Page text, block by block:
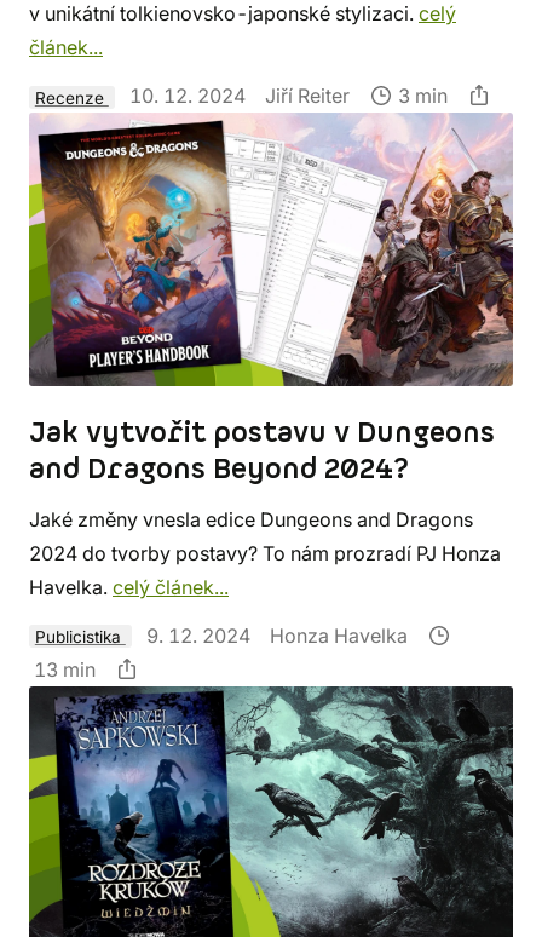
v unikátní tolkienovsko-japonské stylizaci. celý
článek...
Recenze 10. 12. 2024 Jiří Reiter 3 min
Jak vytvořit postavu v Dungeons
and Dragons Beyond 2024?
Jaké změny vnesla edice Dungeons and Dragons
2024 do tvorby postavy? To nám prozradí PJ Honza
Havelka. celý článek...
Publicistika 9. 12. 2024
Honza Havelka
13 min